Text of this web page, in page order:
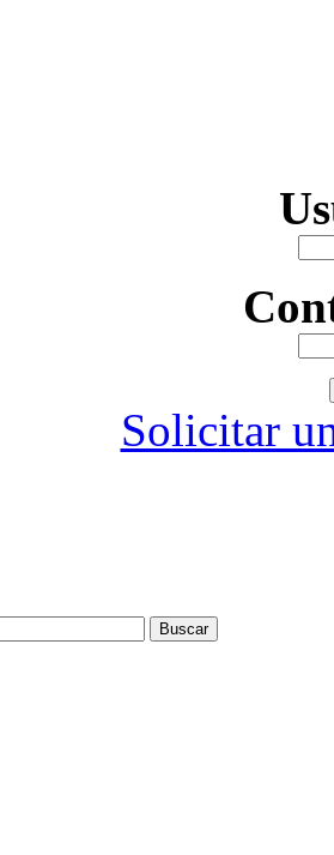
Solicitar